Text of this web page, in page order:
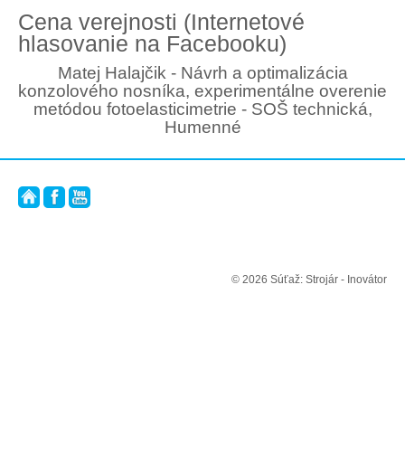
Cena verejnosti (Internetové
hlasovanie na Facebooku)
Matej Halajčik - Návrh a optimalizácia
konzolového nosníka, experimentálne overenie
metódou fotoelasticimetrie - SOŠ technická,
Humenné
© 2026 Súťaž: Strojár - Inovátor